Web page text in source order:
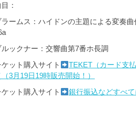
：
ラームス：ハイドンの主題による変奏曲
ルックナー：交響曲第7番ホ長調
ケット購入サイト
TEKET（カード支払
3月19日19時販売開始！）
ケット購入サイト 銀行振込などすべ